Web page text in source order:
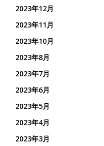
2023年12月
2023年11月
2023年10月
2023年8月
2023年7月
2023年6月
2023年5月
2023年4月
2023年3月